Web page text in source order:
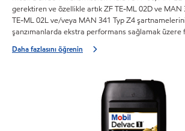
gerektiren ve özellikle artık ZF TE-ML 02D ve MAN
TE-ML 02L ve/veya MAN 341 Typ Z4
şanzımanlarda ekstra performans sağlamak
Daha fazlasını öğrenin